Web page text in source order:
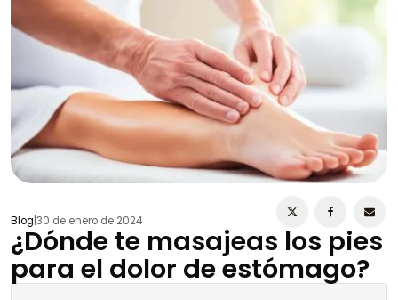
Blog 30 de enero de 2024
¿Dónde te masajeas los pies
para el dolor de estómago?